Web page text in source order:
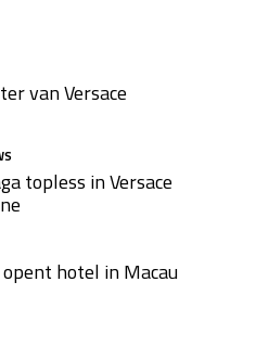
van Versace
topless in Versace
opent hotel in Macau